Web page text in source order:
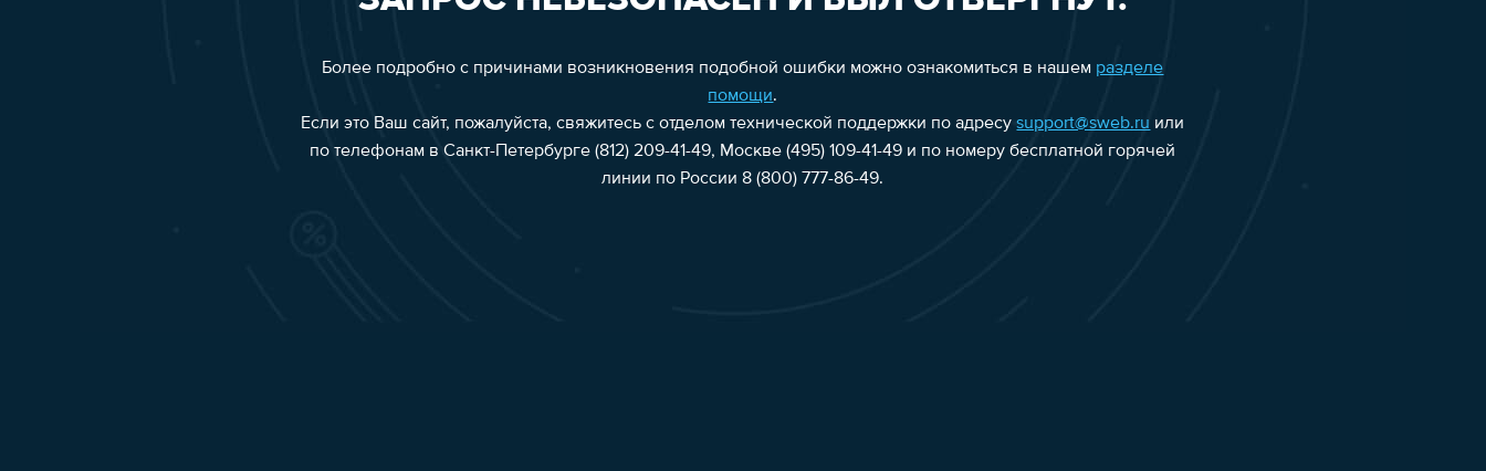
Более подробно с причинами возникновения подобной ошибки можно ознакомиться в нашем разделе
помощи.
Если это Ваш сайт, пожалуйста, свяжитесь с отделом технической поддержки по адресуsupport@sweb.ru или
по телефонам в Санкт-Петербурге (812) 209-41-49, Москве (495) 109-41-49 и по номеру бесплатной горячей
линии по России 8 (800) 777-86-49.